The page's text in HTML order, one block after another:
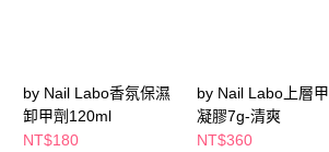
易，需依本服務之必要範圍內提供個人資料，並將
權轉讓予恩沛科技股份有限公司。
２．關於個人資料處理事宜，請瀏覽以下網址：
每筆NT$65，滿NT$490(含以上)免運費
付款後7-11取貨
by Nail Labo香氛保濕
卸甲劑120ml
NT$180
by Nail Labo上層
凝膠7g-清爽
NT$360